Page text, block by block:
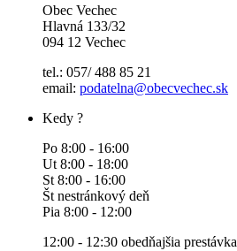
Obec Vechec
Hlavná 133/32
094 12 Vechec
tel.: 057/ 488 85 21
email: podatelna@obecvechec.sk
Kedy ?
Po 8:00 - 16:00
Ut 8:00 - 18:00
St 8:00 - 16:00
Št nestránkový deň
Pia 8:00 - 12:00
12:00 - 12:30 obedňajšia prestávka